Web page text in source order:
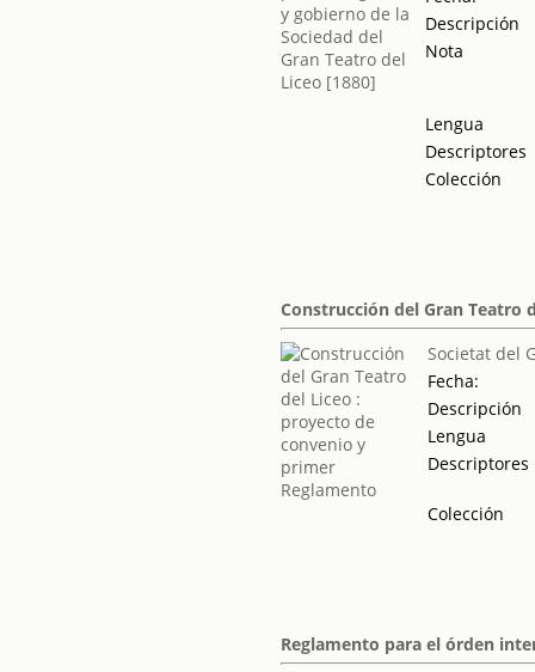
Descripción
Nota
Lengua
Descriptores
Colección
Construcción del Gran Teatro
Societat del
Fecha:
Descripción
Lengua
Descriptores
Colección
Reglamento para el órden